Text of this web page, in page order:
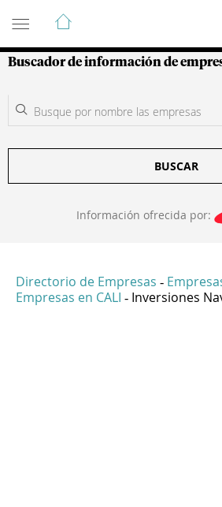
Guía de Empresas
Buscador de información de
BUSCAR
Información ofrecida por:
Directorio de Empresas -
Empresas en CALI - Inversiones